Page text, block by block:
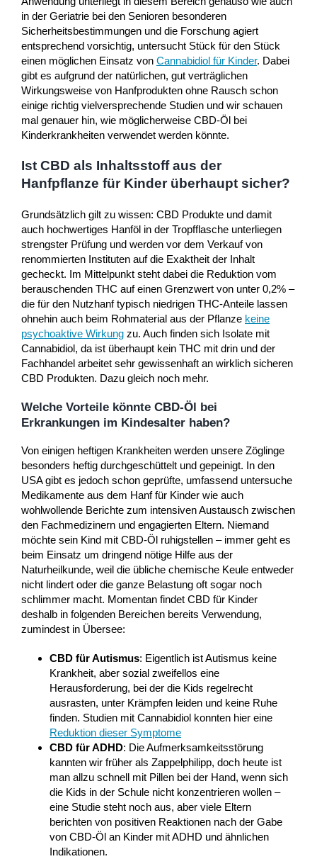
in der Geriatrie bei den Senioren besonderen
Sicherheitsbestimmungen und die Forschung agiert
entsprechend vorsichtig, untersucht Stück für den Stück
einen möglichen Einsatz von Cannabidiol für Kinder. Dabei
gibt es aufgrund der natürlichen, gut verträglichen
Wirkungsweise von Hanfprodukten ohne Rausch schon
einige richtig vielversprechende Studien und wir schauen
mal genauer hin, wie möglicherweise CBD-Öl bei
Kinderkrankheiten verwendet werden könnte.
Ist CBD als Inhaltsstoff aus der
Hanfpflanze für Kinder überhaupt sicher?
Grundsätzlich gilt zu wissen: CBD Produkte und damit
auch hochwertiges Hanföl in der Tropfflasche unterliegen
strengster Prüfung und werden vor dem Verkauf von
renommierten Instituten auf die Exaktheit der Inhalt
gecheckt. Im Mittelpunkt steht dabei die Reduktion vom
berauschenden THC auf einen Grenzwert von unter 0,2% –
die für den Nutzhanf typisch niedrigen THC-Anteile lassen
ohnehin auch beim Rohmaterial aus der Pflanze keine
psychoaktive Wirkung zu. Auch finden sich Isolate mit
Cannabidiol, da ist überhaupt kein THC mit drin und der
Fachhandel arbeitet sehr gewissenhaft an wirklich sicheren
CBD Produkten. Dazu gleich noch mehr.
Welche Vorteile könnte CBD-Öl bei
Erkrankungen im Kindesalter haben?
Von einigen heftigen Krankheiten werden unsere Zöglinge
besonders heftig durchgeschüttelt und gepeinigt. In den
USA gibt es jedoch schon geprüfte, umfassend untersuche
Medikamente aus dem Hanf für Kinder wie auch
wohlwollende Berichte zum intensiven Austausch zwischen
den Fachmedizinern und engagierten Eltern. Niemand
möchte sein Kind mit CBD-Öl ruhigstellen – immer geht es
beim Einsatz um dringend nötige Hilfe aus der
Naturheilkunde, weil die übliche chemische Keule entweder
nicht lindert oder die ganze Belastung oft sogar noch
schlimmer macht. Momentan findet CBD für Kinder
deshalb in folgenden Bereichen bereits Verwendung,
zumindest in Übersee:
CBD für Autismus: Eigentlich ist Autismus keine
Krankheit, aber sozial zweifellos eine
Herausforderung, bei der die Kids regelrecht
ausrasten, unter Krämpfen leiden und keine Ruhe
finden. Studien mit Cannabidiol konnten hier eine
Reduktion dieser Symptome
CBD für ADHD: Die Aufmerksamkeitsstörung
kannten wir früher als Zappelphilipp, doch heute ist
man allzu schnell mit Pillen bei der Hand, wenn sich
die Kids in der Schule nicht konzentrieren wollen –
eine Studie steht noch aus, aber viele Eltern
berichten von positiven Reaktionen nach der Gabe
von CBD-Öl an Kinder mit ADHD und ähnlichen
Indikationen.